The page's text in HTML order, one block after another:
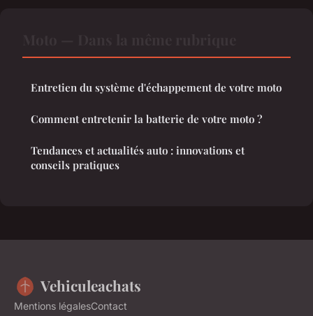
Entretien du système d'échappement de votre moto
Comment entretenir la batterie de votre moto ?
Tendances et actualités auto : innovations et
conseils pratiques
Vehiculeachats
Mentions légalesContact